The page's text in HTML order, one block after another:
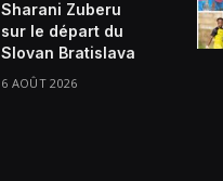
Sharani Zuberu
sur le départ du
Slovan Bratislava
6 AOÛT 2026